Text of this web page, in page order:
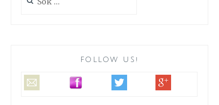
efter:
FOLLOW US!